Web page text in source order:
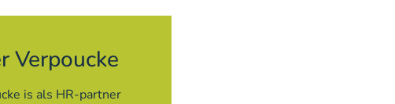
Verpoucke
is als HR-partner